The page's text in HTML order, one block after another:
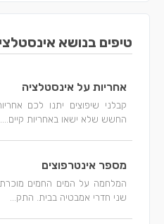
טיפים בנושא
אחריות על אינסטלציה
קבלני שיפוצים יתנו לכם
החשש שלא ישאו באחריות קיים....
מספר אינטרפוצים
המלחמה על המים החמים
שני חדרי אמבטיה בבית. התק...